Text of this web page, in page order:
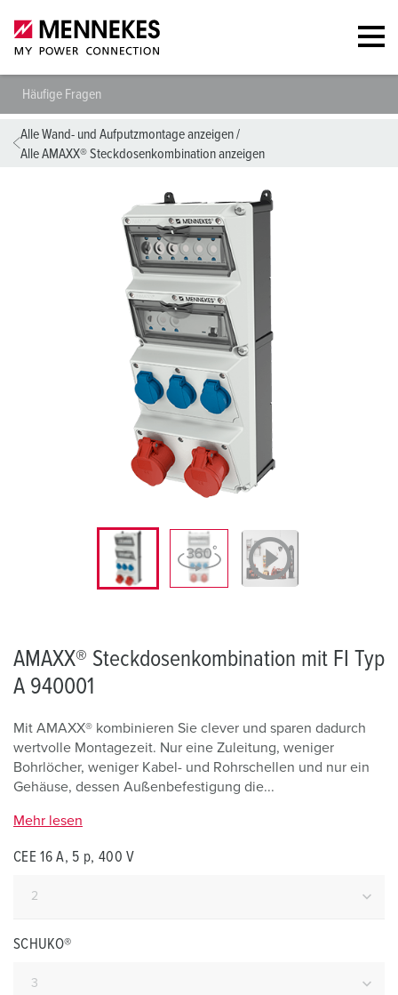
Häufige Fragen
Alle Wand- und Aufputzmontage anzeigen/
Alle AMAXX® Steckdosenkombination anzeigen
AMAXX® Steckdosenkombination mit FI Typ
A 940001
Mit AMAXX® kombinieren Sie clever und sparen dadurch
wertvolle Montagezeit. Nur eine Zuleitung, weniger
Bohrlöcher, weniger Kabel- und Rohrschellen und nur ein
Gehäuse, dessen Außenbefestigung die...
Mehr lesen
CEE 16 A, 5 p, 400 V
SCHUKO®